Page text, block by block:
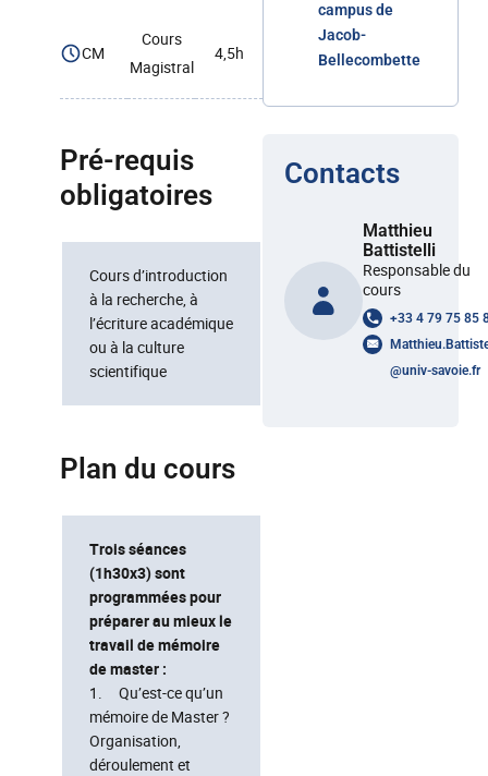
CM
Cours
Magistral
4,5h
Pré-requis
obligatoires
Cours d’introduction
à la recherche, à
l’écriture académique
ou à la culture
scientifique
Plan du cours
Trois séances
(1h30x3) sont
programmées pour
préparer au mieux le
travail de mémoire
de master :
1. Qu’est-ce qu’un
mémoire de Master ?
Organisation,
déroulement et
campus de
Jacob-
Bellecombette
Contacts
Matthieu
Battistelli
Responsable du
cours
+33 4 79 75 85
@univ-savoie.fr